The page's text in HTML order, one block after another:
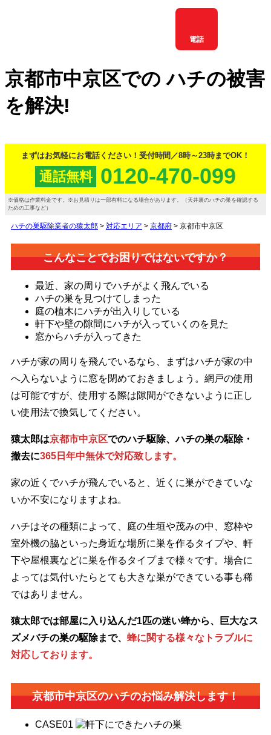
電話
京都市中京区での ハチの被害
を解決!
まずはお気軽にお電話ください！ 受付時間／8時～23時までOK！
通話無料 0120-470-099
価格は作業料金です。
お見積りは一部有料になる場合があります。（天井裏のハチの巣を確認する
ための工事など）
ハチの巣駆除業者の猿太郎 > 対応エリア > 京都府 > 京都市中京区
こんなことでお困りではないですか？
最近、家の周りでハチがよく飛んでいる
ハチの巣を見つけてしまった
庭の植木にハチが出入りしている
軒下や壁の隙間にハチが入っていくのを見た
窓からハチが入ってきた
ハチが家の周りを飛んでいるなら、まずはハチが家の中
へ入らないように窓を閉めておきましょう。網戸の使用
は可能ですが、使用する際は隙間ができないように正し
い使用法で換気してください。
猿太郎は京都市中京区でのハチ駆除、ハチの巣の駆除・
撤去に365日年中無休で対応致します。
家の近くでハチが飛んでいると、近くに巣ができていな
いか不安になりますよね。
ハチはその種類によって、庭の生垣や茂みの中、窓枠や
室外機の脇といった身近な場所に巣を作るタイプや、軒
下や屋根裏などに巣を作るタイプまで様々です。場合に
よっては気付いたらとても大きな巣ができている事も稀
ではありません。
猿太郎では部屋に入り込んだ1匹の迷い蜂から、巨大なス
ズメバチの巣の駆除まで、 蜂に関する様々なトラブルに
対応しております。
京都市中京区のハチのお悩み解決します！
CASE01